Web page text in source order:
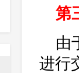
第
由
进行